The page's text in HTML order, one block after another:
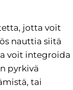
jotta voit
nauttia siitä
voit integroida
pyrkivä
tai